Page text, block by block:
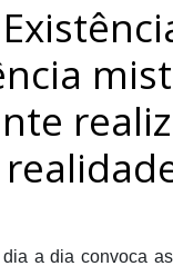
dia a dia convoca